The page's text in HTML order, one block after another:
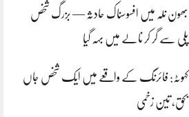
بھون نلہ میں افسوسناک حادثہ — بزرگ شخص
پلی سے گر کر نالے میں بہہ گیا
کہوٹہ: فائرنگ کے واقعے میں ایک شخص جاں
بحق، تین زخمی